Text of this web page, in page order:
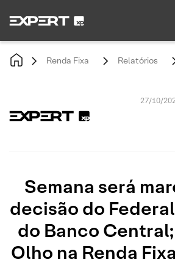
Renda Fixa Relatórios
27/10/
Semana será
decisão do
do Banco
Olho na Renda